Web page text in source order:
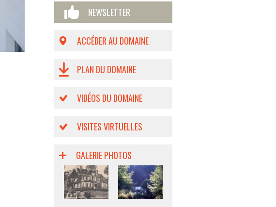
NEWSLETTER
ACCÉDER AU DOMAINE
PLAN DU DOMAINE
VIDÉOS DU DOMAINE
VISITES VIRTUELLES
GALERIE PHOTOS